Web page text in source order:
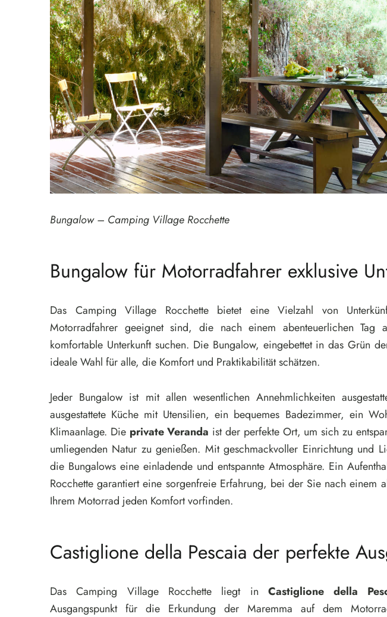
Bungalow – Camping Village Rocchette
Bungalow für Motorradfahrer exklusive
Das Camping Village Rocchette bietet eine Vielzahl von
Motorradfahrer geeignet sind, die nach einem abenteuerlichen Tag
komfortable Unterkunft suchen. Die Bungalow, eingebettet in das Grün
ideale Wahl für alle, die Komfort und Praktikabilität schätzen.
Jeder Bungalow ist mit allen wesentlichen Annehmlichkeiten
ausgestattete Küche mit Utensilien, ein bequemes Badezimmer, ein
Klimaanlage. Die private Veranda ist der perfekte Ort, um sich zu
umliegenden Natur zu genießen. Mit geschmackvoller Einrichtung und
die Bungalows eine einladende und entspannte Atmosphäre. Ein
Rocchette garantiert eine sorgenfreie Erfahrung, bei der Sie nach einem
Ihrem Motorrad jeden Komfort vorfinden.
Castiglione della Pescaia der perfekte
Das Camping Village Rocchette liegt in Castiglione della
Ausgangspunkt für die Erkundung der Maremma auf dem